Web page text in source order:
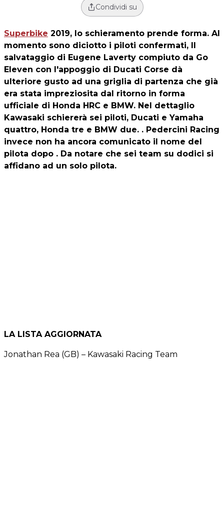
Condividi su
Superbike 2019, lo schieramento prende forma. Al
momento sono diciotto i piloti confermati, Il
salvataggio di Eugene Laverty compiuto da Go
Eleven con l'appoggio di Ducati Corse dà
ulteriore gusto ad una griglia di partenza che già
era stata impreziosita dal ritorno in forma
ufficiale di Honda HRC e BMW. Nel dettaglio
Kawasaki schiererà sei piloti, Ducati e Yamaha
quattro, Honda tre e BMW due. . Pedercini Racing
invece non ha ancora comunicato il nome del
pilota dopo . Da notare che sei team su dodici si
affidano ad un solo pilota.
LA LISTA AGGIORNATA
Jonathan Rea (GB) – Kawasaki Racing Team